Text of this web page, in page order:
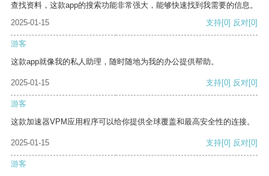
查找资料，这款app的搜索功能非常强大，能够快速找到我需要的信息。
2025-01-15
支持[0] 反对[0]
游客
这款app就像我的私人助理，随时随地为我的办公提供帮助。
2025-01-15 支持[0] 反对[0]
游客
这款加速器VPM应用程序可以给你提供全球覆盖和最高安全性的连接。
2025-01-15 支持[0] 反对[0]
游客